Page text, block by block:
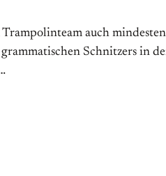
auch
Schnitzers in